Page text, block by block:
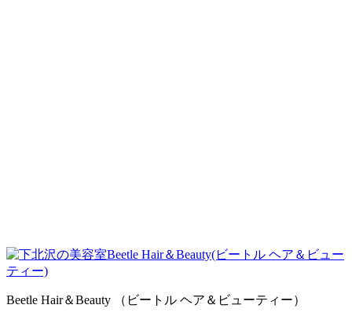
Beetle Hair＆Beauty （ビートル ヘア＆ビューティー）